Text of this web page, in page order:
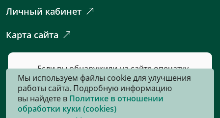
Личный кабинет
Карта сайта
Если вы обнаружили на сайте опечатку
или неточность, пожалуйста, нажмите
сюдаи сообщите нам об этом.
Мы используем файлы cookie для улучшения
работы сайта. Подробную информацию
вы найдете в Политике в отношении
обработки куки (cookies)